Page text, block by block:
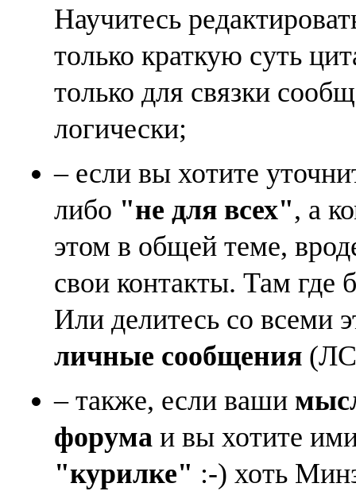
Научитесь
только краткую суть
только для связки
логически;
– если вы хотите
либо "не для всех", а
этом в общей теме,
свои контакты. Там где
Или делитесь со всеми
личные сообщения
– также, если ваши
форума и вы хотите
"курилке" :-) хоть